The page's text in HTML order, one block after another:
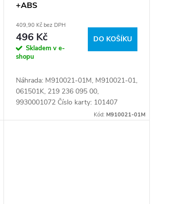
+ABS
409,90 Kč bez DPH
496 Kč
Skladem v e-
shopu
DO KOŠÍKU
Náhrada: M910021-01M, M910021-01,
061501K, 219 236 095 00,
9930001072 Číslo karty: 101407
Kód: M910021-01M